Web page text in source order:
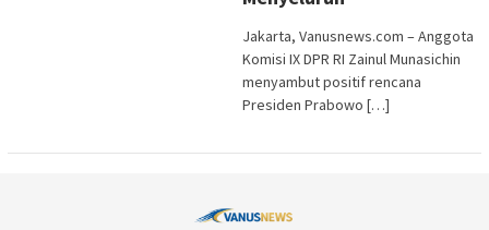
Jakarta, Vanusnews.com – Anggota
Komisi IX DPR RI Zainul Munasichin
menyambut positif rencana
Presiden Prabowo […]